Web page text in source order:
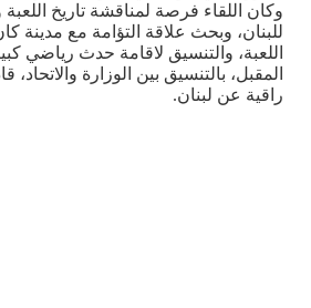
وكان اللقاء فرصة لمناقشة تاريخ
للبنان، وبحث علاقة التؤامة مع مدينة
اللعبة، والتنسيق لاقامة حدث رياضي
المقبل، بالتنسيق بين الوزارة
راقية عن لبنان.